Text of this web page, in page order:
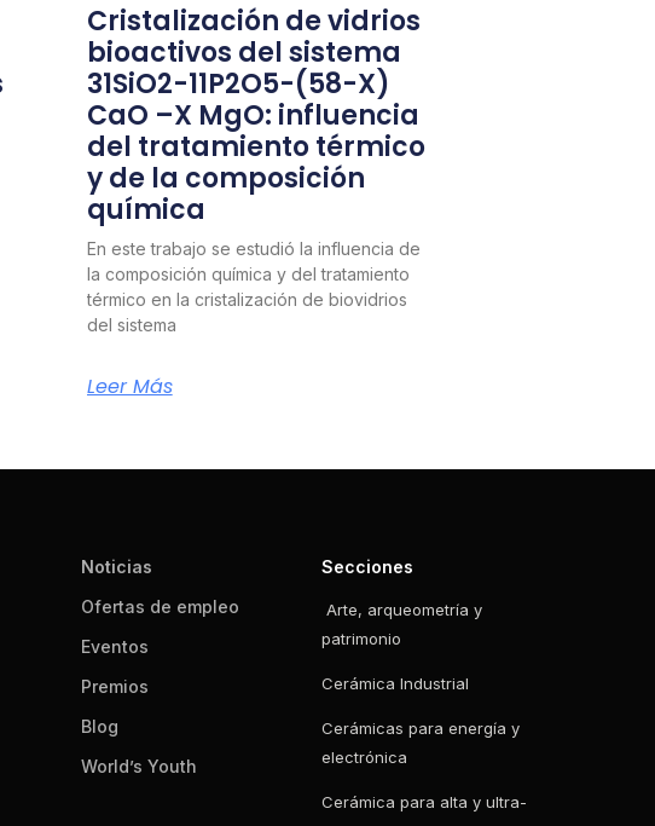
Cristalización de vidrios
bioactivos del sistema
31SiO2-11P2O5-(58-X)
CaO –X MgO: influencia
del tratamiento térmico
y de la composición
química
En este trabajo se estudió la influencia de
la composición química y del tratamiento
térmico en la cristalización de biovidrios
del sistema
Leer Más
Noticias
Ofertas de empleo
Eventos
Premios
Blog
World’s Youth
Secciones
Arte, arqueometría y
patrimonio
Cerámica Industrial
Cerámicas para energía y
electrónica
Cerámica para alta y ultra-